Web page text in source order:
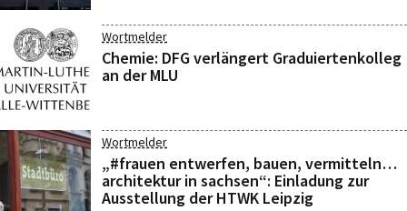
Wortmelder
Chemie: DFG verlängert Graduiertenkolleg
an der MLU
Wortmelder
„#frauen entwerfen, bauen, vermitteln…
architektur in sachsen“: Einladung zur
Ausstellung der HTWK Leipzig